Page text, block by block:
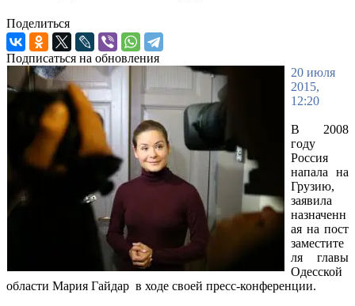
Поделиться
Подписаться на обновления
20 июля
2015,
12:20
В 2008
году
Россия
напала на
Грузию,
заявила
назначенн
ая на пост
заместите
ля главы
Одесской
области Мария Гайдар в ходе своей пресс-конференции.